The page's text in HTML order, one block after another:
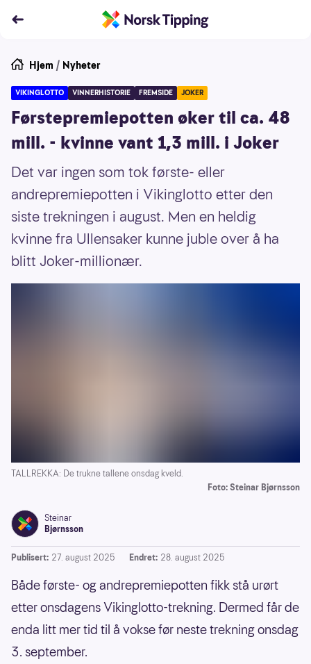
Hjem / Nyheter
VIKINGLOTTO VINNERHISTORIE FREMSIDE JOKER
Førstepremiepotten øker til ca. 48
mill. - kvinne vant 1,3 mill. i Joker
Det var ingen som tok første- eller
andrepremiepotten i Vikinglotto etter den
siste trekningen i august. Men en heldig
kvinne fra Ullensaker kunne juble over å ha
blitt Joker-millionær.
TALLREKKA: De trukne tallene onsdag kveld.
Foto: Steinar Bjørnsson
Steinar
Bjørnsson
Publisert: 27. august 2025 Endret: 28. august 2025
Både første- og andrepremiepotten fikk stå urørt
etter onsdagens Vikinglotto-trekning. Dermed får de
enda litt mer tid til å vokse før neste trekning onsdag
3. september.